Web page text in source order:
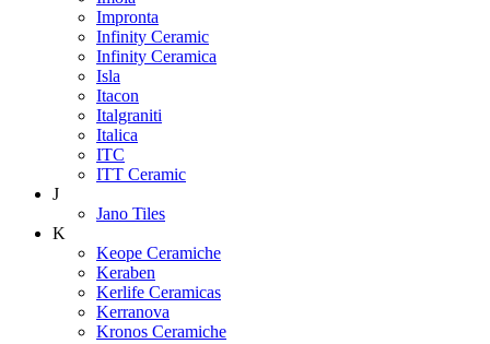
Impronta
Infinity Ceramic
Infinity Ceramica
Isla
Itacon
Italgraniti
Italica
ITC
ITT Ceramic
J
Jano Tiles
K
Keope Ceramiche
Keraben
Kerlife Ceramicas
Kerranova
Kronos Ceramiche